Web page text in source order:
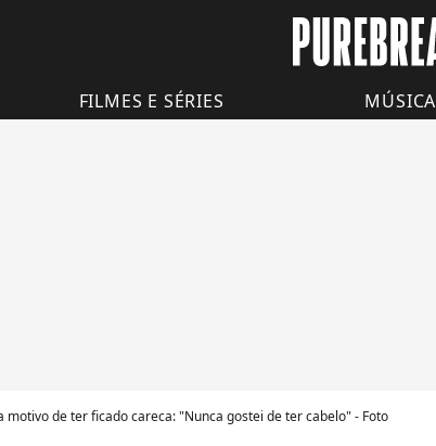
FILMES E SÉRIES MÚSICA
motivo de ter ficado careca: "Nunca gostei de ter cabelo" - Foto